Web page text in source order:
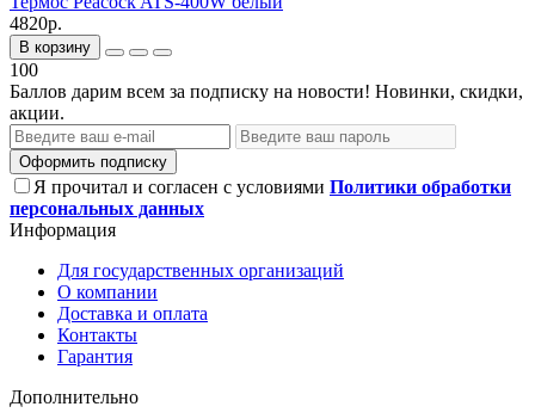
4820р.
В корзину
100
Баллов дарим всем за подписку на новости! Новинки, скидки,
акции.
Оформить подписку
Я прочитал и согласен с условиями Политики обработки
персональных данных
Информация
Для государственных организаций
О компании
Доставка и оплата
Контакты
Гарантия
Дополнительно